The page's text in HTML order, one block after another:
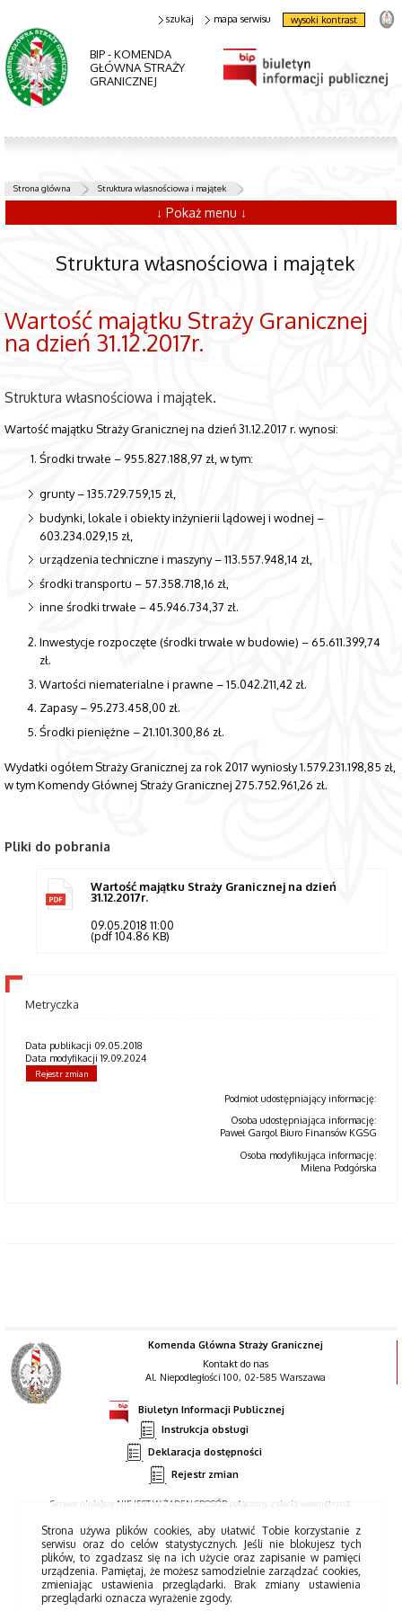
BIP - KOMENDA
GŁÓWNA STRAŻY
GRANICZNEJ
szukaj mapa serwisu wysoki kontrast
Strona główna Struktura własnościowa i majątek
↓ Pokaż menu ↓
Struktura własnościowa i majątek
Wartość majątku Straży Granicznej
na dzień 31.12.2017r.
Struktura własnościowa i majątek.
Wartość majątku Straży Granicznej na dzień 31.12.2017 r. wynosi:
Środki trwałe – 955.827.188,97 zł, w tym:
grunty – 135.729.759,15 zł,
budynki, lokale i obiekty inżynierii lądowej i wodnej –
603.234.029,15 zł,
urządzenia techniczne i maszyny – 113.557.948,14 zł,
środki transportu – 57.358.718,16 zł,
inne środki trwałe – 45.946.734,37 zł.
Inwestycje rozpoczęte (środki trwałe w budowie) – 65.611.399,74
zł.
Wartości niematerialne i prawne – 15.042.211,42 zł.
Zapasy – 95.273.458,00 zł.
Środki pieniężne – 21.101.300,86 zł.
Wydatki ogółem Straży Granicznej za rok 2017 wyniosły 1.579.231.198,85 zł,
w tym Komendy Głównej Straży Granicznej 275.752.961,26 zł.
Pliki do pobrania
Wartość majątku Straży Granicznej na dzień
31.12.2017r.
09.05.2018 11:00
(pdf 104.86 KB)
Metryczka
Data publikacji 09.05.2018
Data modyfikacji 19.09.2024
Rejestr zmian
Podmiot udostępniający informację:
Osoba udostępniająca informację:
Paweł Gargol Biuro Finansów KGSG
Osoba modyfikująca informację:
Milena Podgórska
Komenda Główna Straży Granicznej
Kontakt do nas
Al. Niepodległości 100, 02-585 Warszawa
Biuletyn Informacji Publicznej
Instrukcja obsługi
Deklaracja dostępności
Rejestr zmian
Serwer niniejszy NIE JEST W ŻADEN SPOSÓB połączony z siecią wewnętrzną.
Strona używa plików cookies, aby ułatwić Tobie korzystanie z
serwisu oraz do celów statystycznych. Jeśli nie blokujesz tych
plików, to zgadzasz się na ich użycie oraz zapisanie w pamięci
urządzenia. Pamiętaj, że możesz samodzielnie zarządzać cookies,
zmieniając ustawienia przeglądarki. Brak zmiany ustawienia
przeglądarki oznacza wyrażenie zgody.